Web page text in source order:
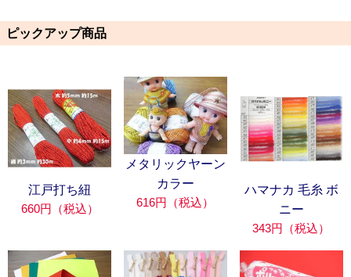
ピックアップ商品
江戸打ち紐
660円（税込）
メタリックヤーン
カラー
616円（税込）
ハマナカ 毛糸 ボ
ニー
343円（税込）